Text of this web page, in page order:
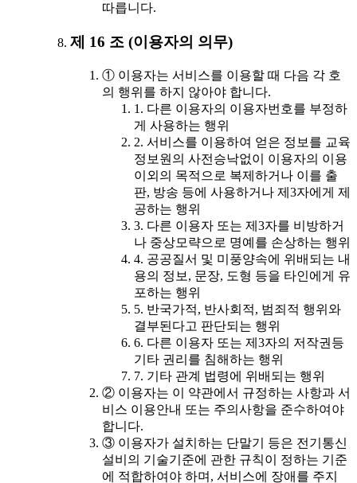
따릅니다.
제 16 조 (이용자의 의무)
① 이용자는 서비스를 이용할 때 다음 각 호
의 행위를 하지 않아야 합니다.
1. 다른 이용자의 이용자번호를 부정하
게 사용하는 행위
2. 서비스를 이용하여 얻은 정보를 교육
정보원의 사전승낙없이 이용자의 이용
이외의 목적으로 복제하거나 이를 출
판, 방송 등에 사용하거나 제3자에게 제
공하는 행위
3. 다른 이용자 또는 제3자를 비방하거
나 중상모략으로 명예를 손상하는 행위
4. 공공질서 및 미풍양속에 위배되는 내
용의 정보, 문장, 도형 등을 타인에게 유
포하는 행위
5. 반국가적, 반사회적, 범죄적 행위와
결부된다고 판단되는 행위
6. 다른 이용자 또는 제3자의 저작권등
기타 권리를 침해하는 행위
7. 기타 관계 법령에 위배되는 행위
② 이용자는 이 약관에서 규정하는 사항과 서
비스 이용안내 또는 주의사항을 준수하여야
합니다.
③ 이용자가 설치하는 단말기 등은 전기통신
설비의 기술기준에 관한 규칙이 정하는 기준
에 적합하여야 하며, 서비스에 장애를 주지